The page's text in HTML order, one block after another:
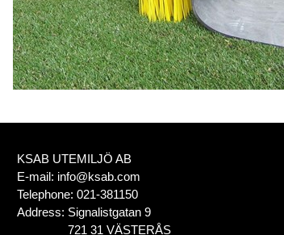
KSAB UTEMILJÖ AB
E-mail: info@ksab.com
Telephone: 021-381150
Address: Signalistgatan 9
721 31 VÄSTERÅS